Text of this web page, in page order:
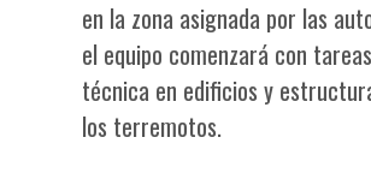
en la zona asignada por las
el equipo comenzará con
técnica en edificios y
los terremotos.